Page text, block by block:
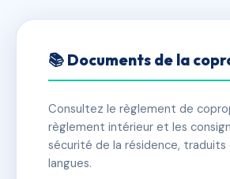
RESIDENCE DE La
d'Or
📍 45 r de la plage 56760 Pénestin
✓ Immatriculée 🏠 8 lots 🏗 1
📚 Documents de la
Consultez le règlement de
règlement intérieur et les
sécurité de la résidence, traduits
langues.